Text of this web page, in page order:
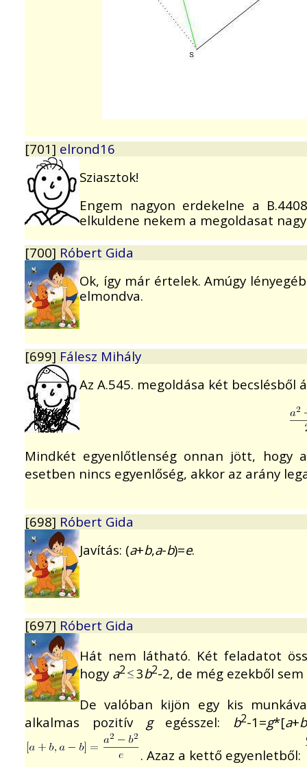
[701] elrond16
Sziasztok!
Engem nagyon erdekelne a
elkuldene nekem a megoldasat
[700] Róbert Gida
Ok, így már értelek. Amúgy
elmondva.
[699] Fálesz Mihály
Az A.545. megoldása két becslésből
Mindkét egyenlőtlenség onnan jött, hogy
esetben nincs egyenlőség, akkor az arány
[698] Róbert Gida
Javítás: (a+b,a-b)=e.
[697] Róbert Gida
Hát nem látható. Két feladatot
hogy a2 3b2-2, de még ezekből
De valóban kijön egy kis
alkalmas pozitív gegésszel: b2-1=g*[a+b
. Azaz a kettő egyenletből: